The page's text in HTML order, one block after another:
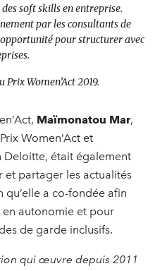
soft skills en entreprise.
par les consultants de
pour structurer avec
Women’Act 2019.
Maïmonatou Mar,
Women’Act et
Deloitte, était également
et partager les actualités
qu’elle a co-fondée afin
en autonomie et pour
de garde inclusifs.
qui œuvre depuis 2011